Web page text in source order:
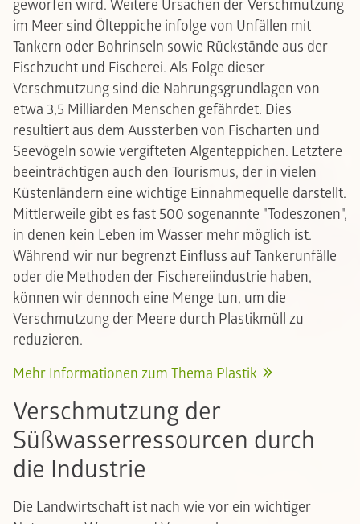
geworfen wird. Weitere Ursachen der Verschmutzung
im Meer sind Ölteppiche infolge von Unfällen mit
Tankern oder Bohrinseln sowie Rückstände aus der
Fischzucht und Fischerei. Als Folge dieser
Verschmutzung sind die Nahrungsgrundlagen von
etwa 3,5 Milliarden Menschen gefährdet. Dies
resultiert aus dem Aussterben von Fischarten und
Seevögeln sowie vergifteten Algenteppichen. Letztere
beeinträchtigen auch den Tourismus, der in vielen
Küstenländern eine wichtige Einnahmequelle darstellt.
Mittlerweile gibt es fast 500 sogenannte "Todeszonen",
in denen kein Leben im Wasser mehr möglich ist.
Während wir nur begrenzt Einfluss auf Tankerunfälle
oder die Methoden der Fischereiindustrie haben,
können wir dennoch eine Menge tun, um die
Verschmutzung der Meere durch Plastikmüll zu
reduzieren.
Mehr Informationen zum Thema Plastik
Verschmutzung der
Süßwasserressourcen durch
die Industrie
Die Landwirtschaft ist nach wie vor ein wichtiger